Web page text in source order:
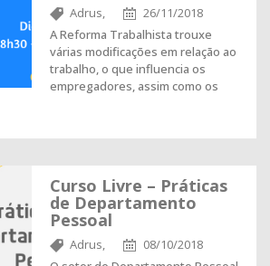
Adrus,
26/11/2018
A Reforma Trabalhista trouxe
várias modificações em relação ao
trabalho, o que influencia os
empregadores, assim como os
Curso Livre – Práticas
de Departamento
Pessoal
Adrus,
08/10/2018